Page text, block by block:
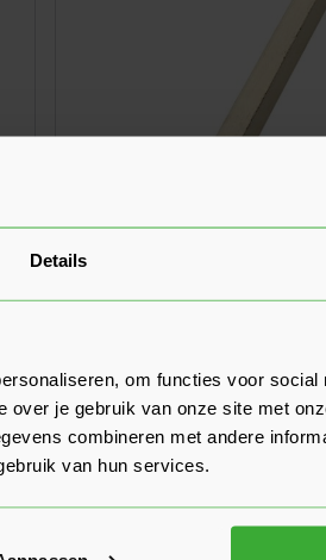
Details
om functies voor social
je gebruik van onze site met
combineren met andere
van hun services.
winkelwagen